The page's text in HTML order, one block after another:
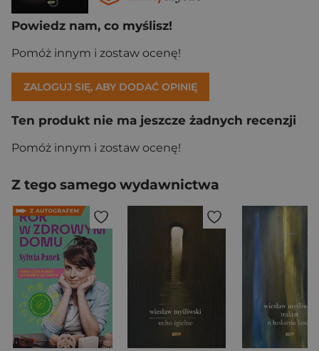
Powiedz nam, co myślisz!
Pomóż innym i zostaw ocenę!
ZALOGUJ SIĘ, ABY DODAĆ OPINIĘ
Ten produkt nie ma jeszcze żadnych recenzji
Pomóż innym i zostaw ocenę!
Z tego samego wydawnictwa